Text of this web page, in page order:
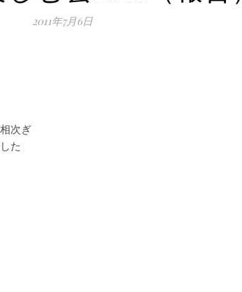
2011年7月6日
次ぎ
た